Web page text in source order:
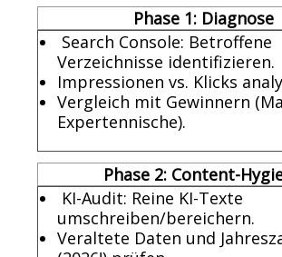
Phase 1: Diagnose
Search Console: Betroffene
Verzeichnisse identifizieren.
Impressionen vs. Klicks
Vergleich mit Gewinnern
Expertennische).
Phase 2: Content-
KI-Audit: Reine KI-Texte
umschreiben/bereichern.
Veraltete Daten und